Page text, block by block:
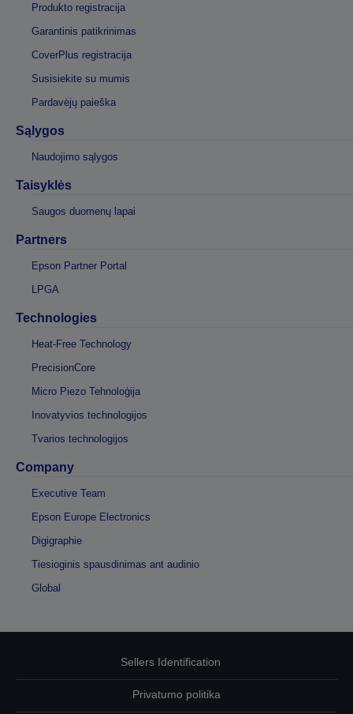
Produkto registracija
Garantinis patikrinimas
CoverPlus registracija
Susisiekite su mumis
Pardavėjų paieška
Sąlygos
Naudojimo sąlygos
Taisyklės
Saugos duomenų lapai
Partners
Epson Partner Portal
LPGA
Technologies
Heat-Free Technology
PrecisionCore
Micro Piezo Tehnoloģija
Inovatyvios technologijos
Tvarios technologijos
Company
Executive Team
Epson Europe Electronics
Digigraphie
Tiesioginis spausdinimas ant audinio
Global
Sellers Identification
Privatumo politika